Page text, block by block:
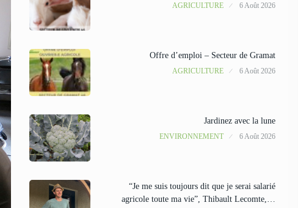
AGRICULTURE 6 Août 2026
Offre d’emploi – Secteur de Gramat
AGRICULTURE 6 Août 2026
Jardinez avec la lune
ENVIRONNEMENT 6 Août 2026
“Je me suis toujours dit que je serai salarié
agricole toute ma vie”, Thibault Lecomte,…